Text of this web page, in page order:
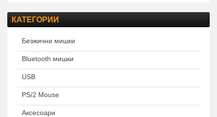
КАТЕГОРИИ
Безжични мишки
Bluetooth мишки
USB
PS/2 Mouse
Аксесоари